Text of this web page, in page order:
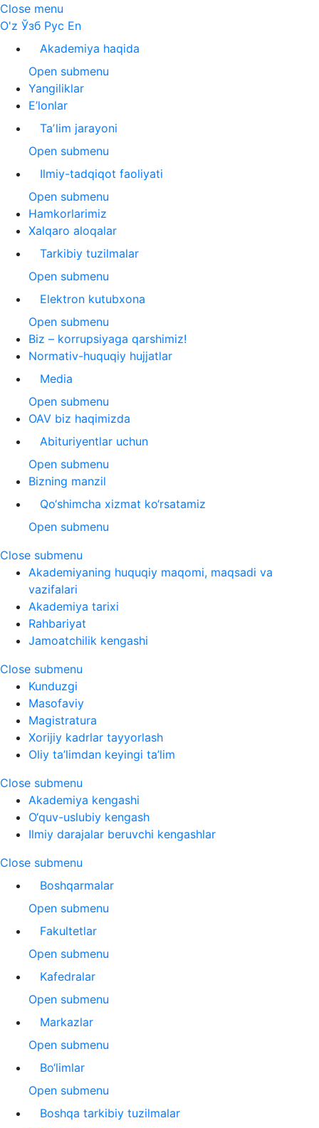
Close menu
O'z Ўзб Рус En
Akademiya haqida
Open submenu
Yangiliklar
E’lonlar
Taʼlim jarayoni
Open submenu
Ilmiy-tadqiqot faoliyati
Open submenu
Hamkorlarimiz
Xalqaro aloqalar
Tarkibiy tuzilmalar
Open submenu
Elektron kutubxona
Open submenu
Biz – korrupsiyaga qarshimiz!
Normativ-huquqiy hujjatlar
Media
Open submenu
OAV biz haqimizda
Abituriyentlar uchun
Open submenu
Bizning manzil
Qo‘shimcha xizmat ko‘rsatamiz
Open submenu
Close submenu
Akademiyaning huquqiy maqomi, maqsadi va
vazifalari
Akademiya tarixi
Rahbariyat
Jamoatchilik kengashi
Close submenu
Kunduzgi
Masofaviy
Magistratura
Xorijiy kadrlar tayyorlash
Oliy ta’limdan keyingi ta’lim
Close submenu
Akademiya kengashi
O‘quv-uslubiy kengash
Ilmiy darajalar beruvchi kengashlar
Close submenu
Boshqarmalar
Open submenu
Fakultetlar
Open submenu
Kafedralar
Open submenu
Markazlar
Open submenu
Bo‘limlar
Open submenu
Boshqa tarkibiy tuzilmalar